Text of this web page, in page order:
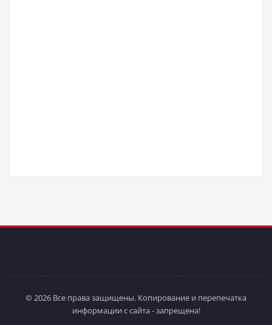
© 2026 Все права защищены. Копирование и перепечатка
информации с сайта - запрещена!